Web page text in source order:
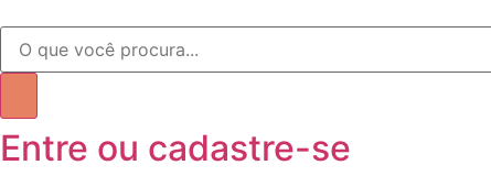
para
o
Pesquisar
produtos
Entre ou cadastre-se